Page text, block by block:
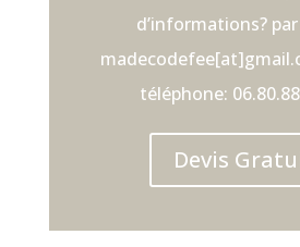
d’informations?
téléphone:
Devis